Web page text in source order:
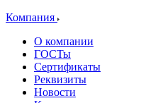
Компания
О компании
ГОСТы
Сертификаты
Реквизиты
Новости